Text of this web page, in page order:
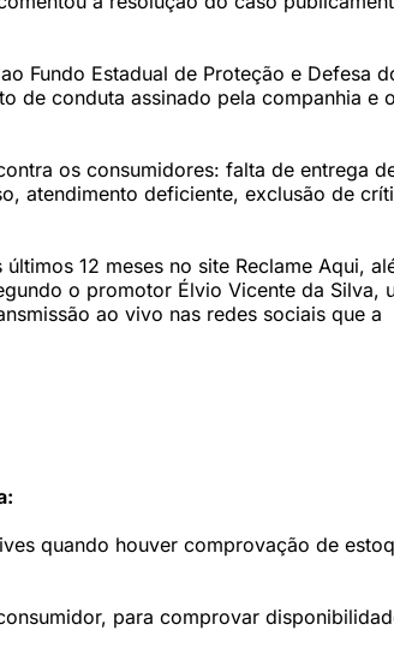
Fundo Estadual de Proteção e Defesa
de conduta assinado pela companhia e o
os consumidores: falta de entrega
atendimento deficiente, exclusão de
12 meses no site Reclame Aqui,
o promotor Élvio Vicente da Silva,
ao vivo nas redes sociais que a
quando houver comprovação de
para comprovar